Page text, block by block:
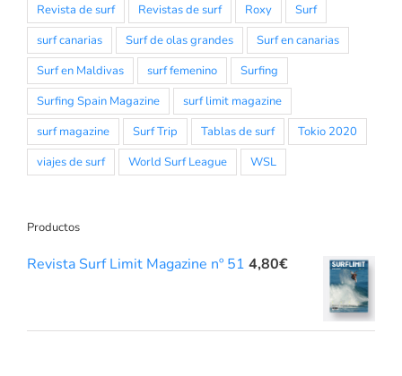
Revista de surf
Revistas de surf Roxy
Surf
surf canarias
Surf de olas grandes
Surf en canarias
Surf en Maldivas
surf femenino
Surfing
Surfing Spain Magazine
surf limit magazine
surf magazine
Surf Trip Tablas de surf
Tokio 2020
viajes de surf
World Surf League WSL
Productos
Revista Surf Limit Magazine nº 51 4,80€